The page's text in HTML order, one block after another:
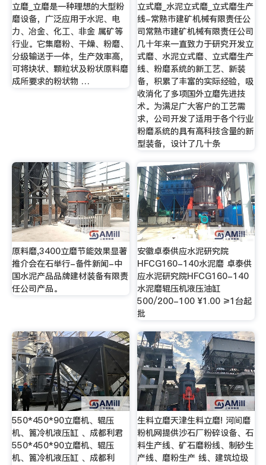
立磨_立磨是一种理想的大型粉
磨设备，广泛应用于水泥、电
力、冶金、化工、非金 属矿等
行业。它集磨粉、干燥、粉磨、
分级输送于一体，生产效率高，
可将块状、颗粒状及粉状原料磨
成所要求的粉状物 …
立式磨_水泥立式磨_立式磨生产
线-常熟市建矿机械有限责任公
司常熟市建矿机械有限责任公司
几十年来一直致力于研究开发立
式磨、水泥立式磨、立式磨生产
线、粉磨系统的新工艺、新装
备，积累了丰富的实际经验，吸
收消化了多项国外立磨先进技
术。为满足广大客户的工艺需
求，公司开发了适用于各个行业
粉磨系统的具有高科技含量的新
型装备，设计了几十条
原料磨,3400立磨节能效果显著
推介会在石举行-备件新闻-中
国水泥产品品牌建材装备有限责
任公司产品。
安徽卓泰供应水泥研究院
HFCG160-140水泥磨 卓泰供
应水泥研究院HFCG160-140
水泥磨辊压机液压油缸
500/200-100 ¥1.00 ≥1台起
批
550*450*90立磨机、辊压
机、篦冷机液压缸 、成都利君
550*450*90立磨机、辊压
机、篦冷机液压缸 、成都利
生料立磨天津生料立磨! 河间磨
粉机网提供沙石厂粉碎设备、石
料生产线、矿石磨粉线、制砂生
产线、磨粉生产 线、建筑垃圾